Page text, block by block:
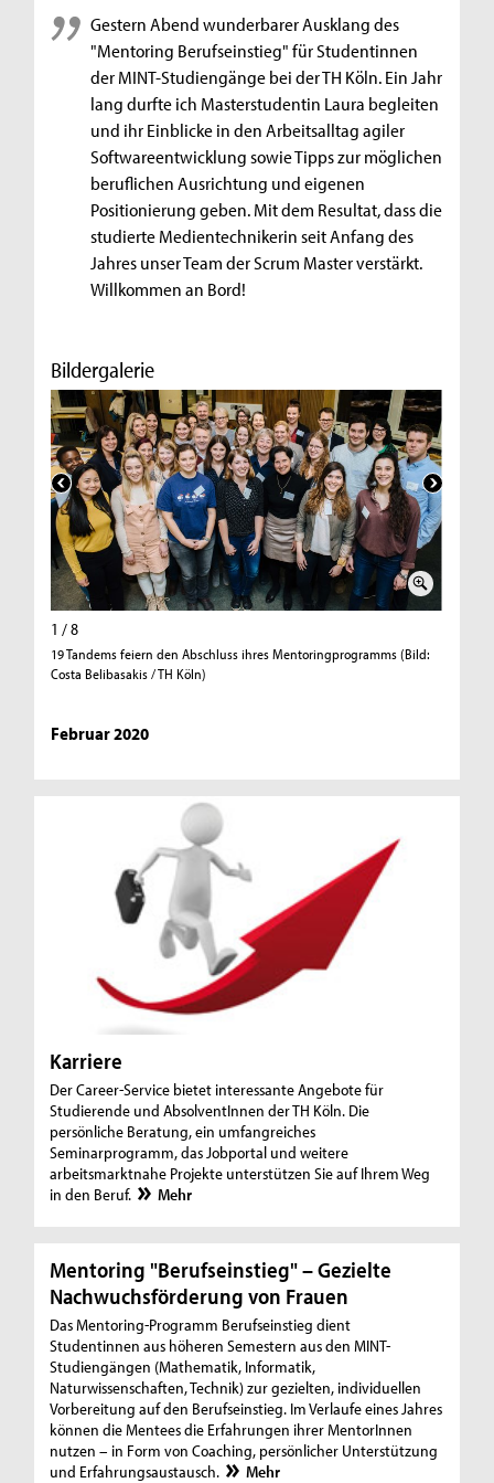
Gestern Abend wunderbarer Ausklang des
"Mentoring Berufseinstieg" für Studentinnen
der MINT-Studiengänge bei der TH Köln. Ein Jahr
lang durfte ich Masterstudentin Laura begleiten
und ihr Einblicke in den Arbeitsalltag agiler
Softwareentwicklung sowie Tipps zur möglichen
beruflichen Ausrichtung und eigenen
Positionierung geben. Mit dem Resultat, dass die
studierte Medientechnikerin seit Anfang des
Jahres unser Team der Scrum Master verstärkt.
Willkommen an Bord!
Bildergalerie
1 / 8
19 Tandems feiern den Abschluss ihres Mentoringprogramms (Bild:
Costa Belibasakis / TH Köln)
Februar 2020
Karriere
Der Career-Service bietet interessante Angebote für
Studierende und AbsolventInnen der TH Köln. Die
persönliche Beratung, ein umfangreiches
Seminarprogramm, das Jobportal und weitere
arbeitsmarktnahe Projekte unterstützen Sie auf Ihrem Weg
in den Beruf.
Mehr
Mentoring "Berufseinstieg" – Gezielte
Nachwuchsförderung von Frauen
Das Mentoring-Programm Berufseinstieg dient
Studentinnen aus höheren Semestern aus den MINT-
Studiengängen (Mathematik, Informatik,
Naturwissenschaften, Technik) zur gezielten, individuellen
Vorbereitung auf den Berufseinstieg. Im Verlaufe eines Jahres
können die Mentees die Erfahrungen ihrer MentorInnen
nutzen – in Form von Coaching, persönlicher Unterstützung
und Erfahrungsaustausch.
Mehr